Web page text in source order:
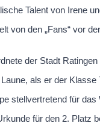
Talent von Irene
von den „Fans“ vor
der Stadt
als er der Klasse
stellvertretend für
für den 2. Platz